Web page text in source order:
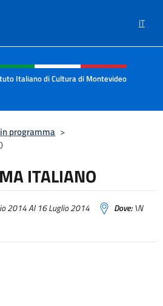
IT
social e menù
Italiano di Cultura di Montevideo
programma >
ITALIANO
2014 Al 16 Luglio 2014 Dove:\N